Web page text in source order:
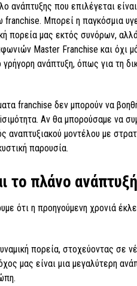
που επιλέγεται
Μπορεί η παγκόσμια
πορεία μας εκτός συνόρων,
Master Franchise και όχι
ανάπτυξη, όπως για τη
franchise δεν μπορούν να
Αν θα μπορούσαμε να
αναπτυξιακού μοντέλου με
παρουσία.
το πλάνο
ότι η προηγούμενη χρονιά
πορεία, στοχεύοντας σε
μας είναι μια μεγαλύτερη